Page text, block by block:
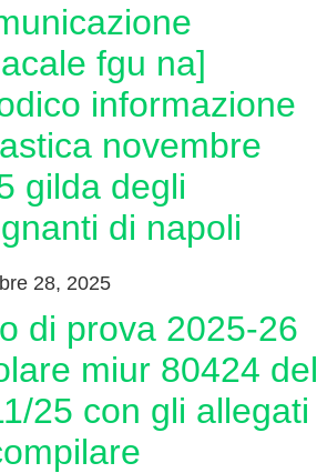
fgu na]
informazione
novembre
gilda degli
di napoli
28, 2025
miur 80424 del
25 con gli allegati